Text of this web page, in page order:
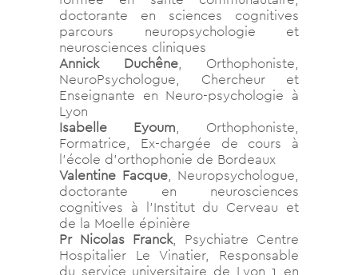
doctorante en sciences cognitives
parcours neuropsychologie et
neurosciences cliniques
Annick Duchêne, Orthophoniste,
NeuroPsychologue, Chercheur et
Enseignante en Neuro-psychologie à
Lyon
Isabelle Eyoum, Orthophoniste,
Formatrice, Ex-chargée de cours à
l’école d’orthophonie de Bordeaux
Valentine Facque, Neuropsychologue,
doctorante en neurosciences
cognitives à l’Institut du Cerveau et
de la Moelle épinière
Pr Nicolas Franck, Psychiatre Centre
Hospitalier Le Vinatier, Responsable
du service universitaire de Lyon 1 en